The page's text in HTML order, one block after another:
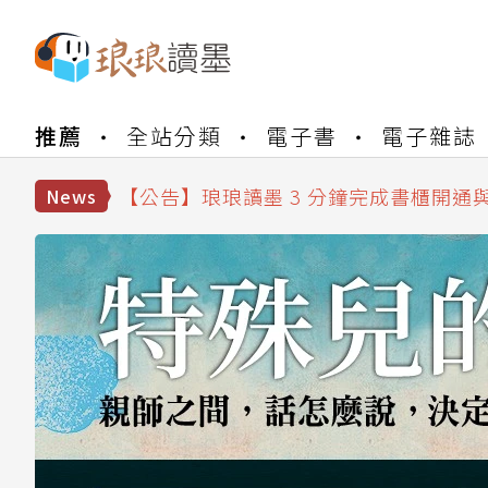
推薦 全站分類 電子書 電子雜誌
News
【公告】琅琅讀墨數位閱讀資產合併與
【公告】琅琅讀墨 3 分鐘完成書櫃開
【公告】琅琅讀墨數位閱讀資產合併與